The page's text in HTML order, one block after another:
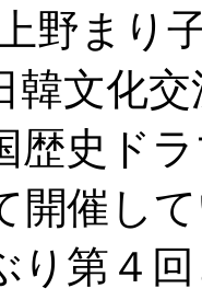
野まり
韓文化
歴史ド
開催し
り第４